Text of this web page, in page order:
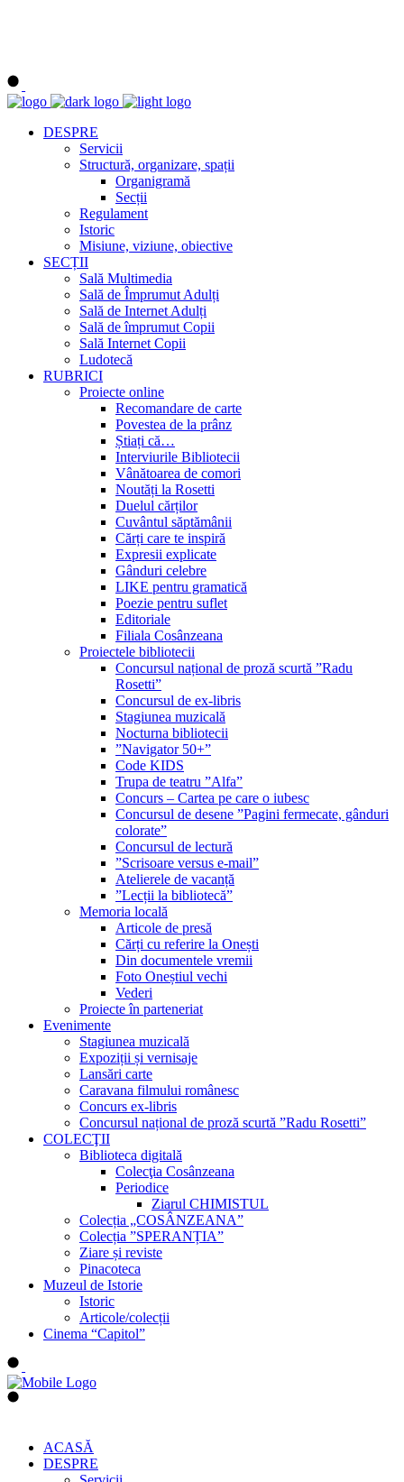
DESPRE
Servicii
Structură, organizare, spații
Organigramă
Secții
Regulament
Istoric
Misiune, viziune, obiective
SECȚII
Sală Multimedia
Sală de Împrumut Adulți
Sală de Internet Adulți
Sală de împrumut Copii
Sală Internet Copii
Ludotecă
RUBRICI
Proiecte online
Recomandare de carte
Povestea de la prânz
Știați că…
Interviurile Bibliotecii
Vânătoarea de comori
Noutăți la Rosetti
Duelul cărților
Cuvântul săptămânii
Cărți care te inspiră
Expresii explicate
Gânduri celebre
LIKE pentru gramatică
Poezie pentru suflet
Editoriale
Filiala Cosânzeana
Proiectele bibliotecii
Concursul național de proză scurtă ”Radu
Rosetti”
Concursul de ex-libris
Stagiunea muzicală
Nocturna bibliotecii
”Navigator 50+”
Code KIDS
Trupa de teatru ”Alfa”
Concurs – Cartea pe care o iubesc
Concursul de desene ”Pagini fermecate, gânduri
colorate”
Concursul de lectură
”Scrisoare versus e-mail”
Atelierele de vacanță
”Lecții la bibliotecă”
Memoria locală
Articole de presă
Cărți cu referire la Onești
Din documentele vremii
Foto Oneștiul vechi
Vederi
Proiecte în parteneriat
Evenimente
Stagiunea muzicală
Expoziții și vernisaje
Lansări carte
Caravana filmului românesc
Concurs ex-libris
Concursul național de proză scurtă ”Radu Rosetti”
COLECŢII
Biblioteca digitală
Colecţia Cosânzeana
Periodice
Ziarul CHIMISTUL
Colecția „COSÂNZEANA”
Colecția ”SPERANȚIA”
Ziare și reviste
Pinacoteca
Muzeul de Istorie
Istoric
Articole/colecții
Cinema “Capitol”
ACASĂ
DESPRE